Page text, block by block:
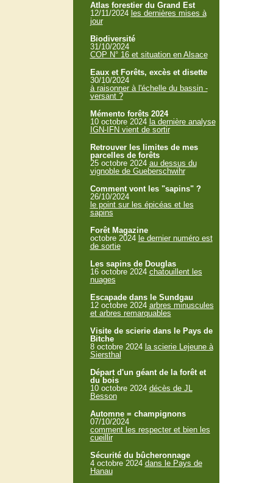
Atlas forestier du Grand Est
12/11/2024 les dernières mises à
jour
Biodiversité
31/10/2024
COP N° 16 et situation en Alsace
Eaux et Forêts, excès et disette
30/10/2024
à raisonner à l'échelle du bassin -
versant ?
Mémento forêts 2024
10 octobre 2024 la dernière analyse
IGN-IFN vient de sortir
Retrouver les limites de mes
parcelles de forêts
25 octobre 2024 au dessus du
vignoble de Gueberschwihr
Comment vont les "sapins" ?
26/10/2024
le point sur les épicéas et les
sapins
Forêt Magazine
octobre 2024 le dernier numéro est
de sortie
Les sapins de Douglas
16 octobre 2024 chatouillent les
nuages
Escapade dans le Sundgau
12 octobre 2024 arbres minuscules
et arbres remarquables
Visite de scierie dans le Pays de
Bitche
8 octobre 2024 la scierie Lejeune à
Siersthal
Départ d'un géant de la forêt et
du bois
10 octobre 2024 décès de JL
Besson
Automne = champignons
07/10/2024
comment les respecter et bien les
cueillir
Sécurité du bûcheronnage
4 octobre 2024 dans le Pays de
Hanau